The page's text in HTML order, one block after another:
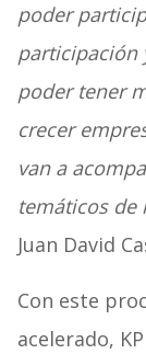
poder
participación
poder tener
crecer
van a
temáticos de
Juan David
Con este
acelerado,